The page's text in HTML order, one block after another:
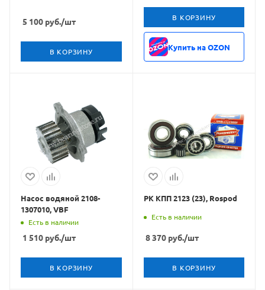
5 100 руб./шт
В КОРЗИНУ
В КОРЗИНУ
Купить на OZON
Насос водяной 2108-
1307010, VBF
Есть в наличии
1 510 руб./шт
В КОРЗИНУ
РК КПП 2123 (23), Rospod
Есть в наличии
8 370руб./шт
В КОРЗИНУ